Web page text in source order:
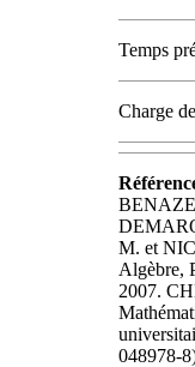
Temps
Charge
M. et
Algèbre,
2007.
048978-